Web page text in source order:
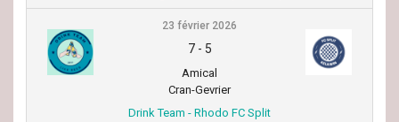
23 février 2026
7- 5
Amical
Cran-Gevrier
Drink Team - Rhodo FC Split